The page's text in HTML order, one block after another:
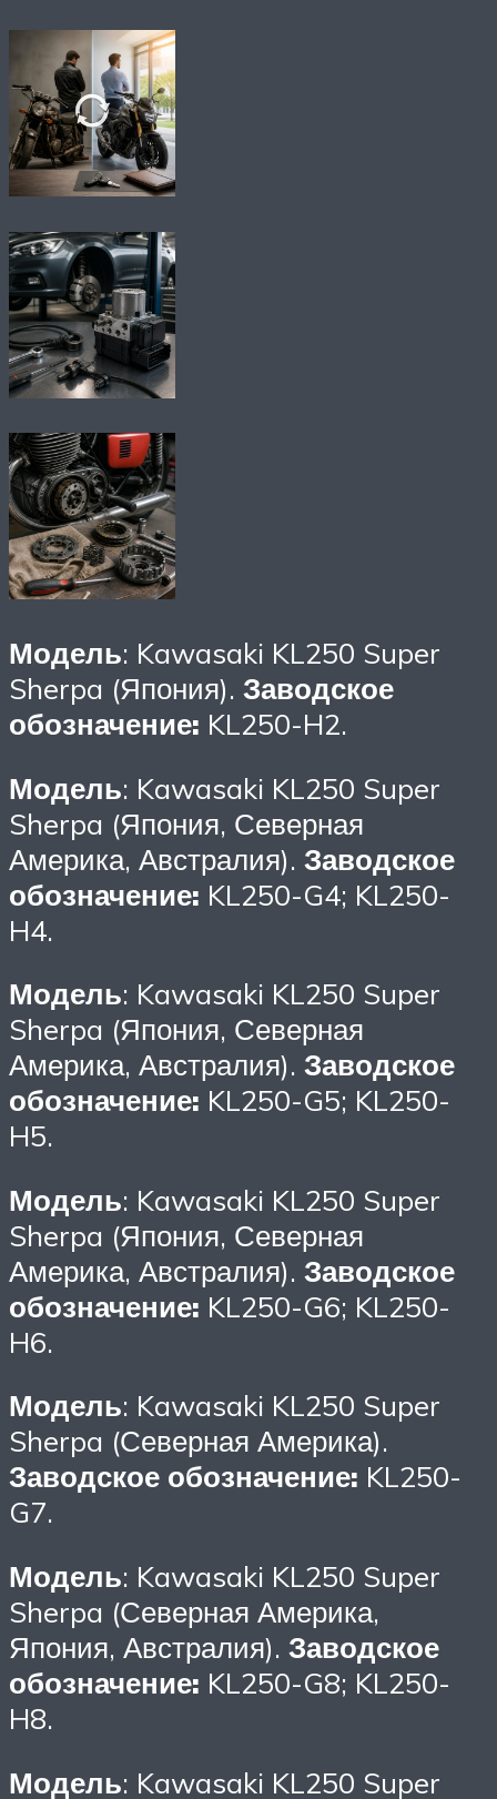
Модель: Kawasaki KL250 Super
Sherpa (Япония). Заводское
обозначение: KL250-H2.
Модель: Kawasaki KL250 Super
Sherpa (Япония, Северная
Америка, Австралия). Заводское
обозначение: KL250-G4; KL250-
H4.
Модель: Kawasaki KL250 Super
Sherpa (Япония, Северная
Америка, Австралия). Заводское
обозначение: KL250-G5; KL250-
H5.
Модель: Kawasaki KL250 Super
Sherpa (Япония, Северная
Америка, Австралия). Заводское
обозначение: KL250-G6; KL250-
H6.
Модель: Kawasaki KL250 Super
Sherpa (Северная Америка).
Заводское обозначение: KL250-
G7.
Модель: Kawasaki KL250 Super
Sherpa (Северная Америка,
Япония, Австралия). Заводское
обозначение: KL250-G8; KL250-
H8.
Модель: Kawasaki KL250 Super